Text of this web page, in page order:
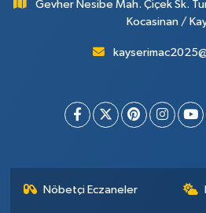
Gevher Nesibe Mah. Çiçek Sk.
Kocasinan /
Nöbetçi Eczaneler